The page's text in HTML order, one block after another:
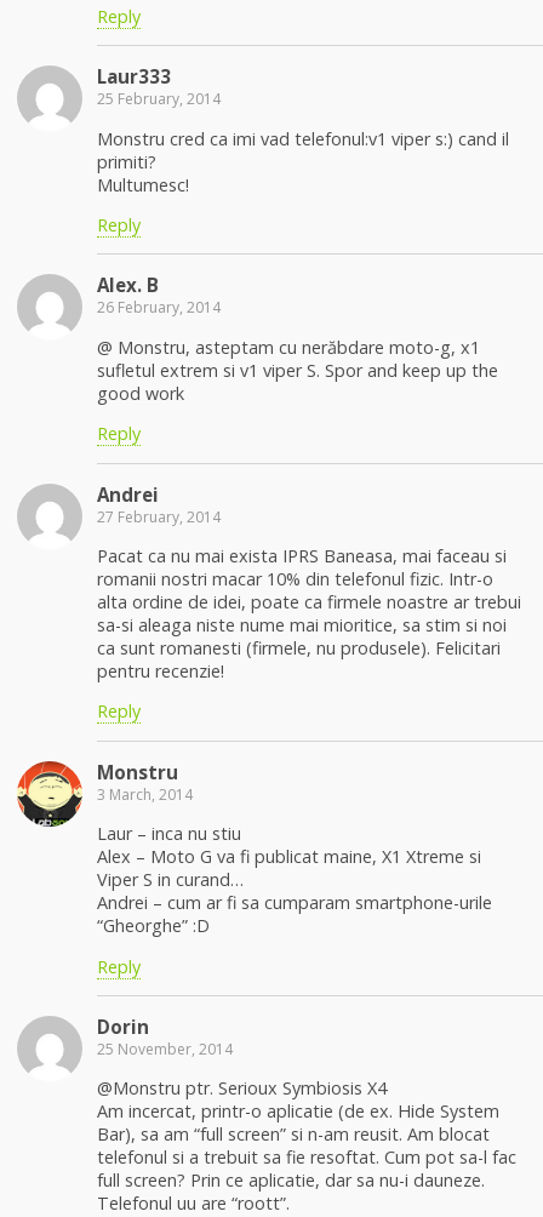
Reply
Laur333
25 February, 2014
Monstru cred ca imi vad telefonul:v1 viper s:) cand il
primiti?
Multumesc!
Reply
Alex. B
26 February, 2014
@ Monstru, asteptam cu nerăbdare moto-g, x1
sufletul extrem si v1 viper S. Spor and keep up the
good work
Reply
Andrei
27 February, 2014
Pacat ca nu mai exista IPRS Baneasa, mai faceau si
romanii nostri macar 10% din telefonul fizic. Intr-o
alta ordine de idei, poate ca firmele noastre ar trebui
sa-si aleaga niste nume mai mioritice, sa stim si noi
ca sunt romanesti (firmele, nu produsele). Felicitari
pentru recenzie!
Reply
Monstru
3 March, 2014
Laur – inca nu stiu
Alex – Moto G va fi publicat maine, X1 Xtreme si
Viper S in curand…
Andrei – cum ar fi sa cumparam smartphone-urile
“Gheorghe” :D
Reply
Dorin
25 November, 2014
@Monstru ptr. Serioux Symbiosis X4
Am incercat, printr-o aplicatie (de ex. Hide System
Bar), sa am “full screen” si n-am reusit. Am blocat
telefonul si a trebuit sa fie resoftat. Cum pot sa-l fac
full screen? Prin ce aplicatie, dar sa nu-i dauneze.
Telefonul uu are “roott”.